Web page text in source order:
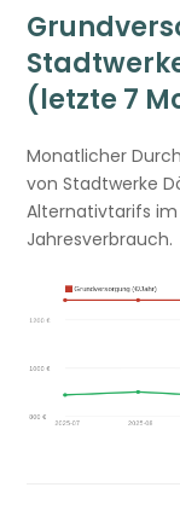
(letzte 7
Monatlicher
von Stadtwerke
Alternativtarifs im
Jahresverbrauch.